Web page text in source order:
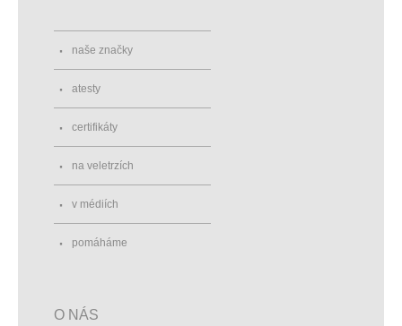
naše značky
atesty
certifikáty
na veletrzích
v médiích
pomáháme
O NÁS